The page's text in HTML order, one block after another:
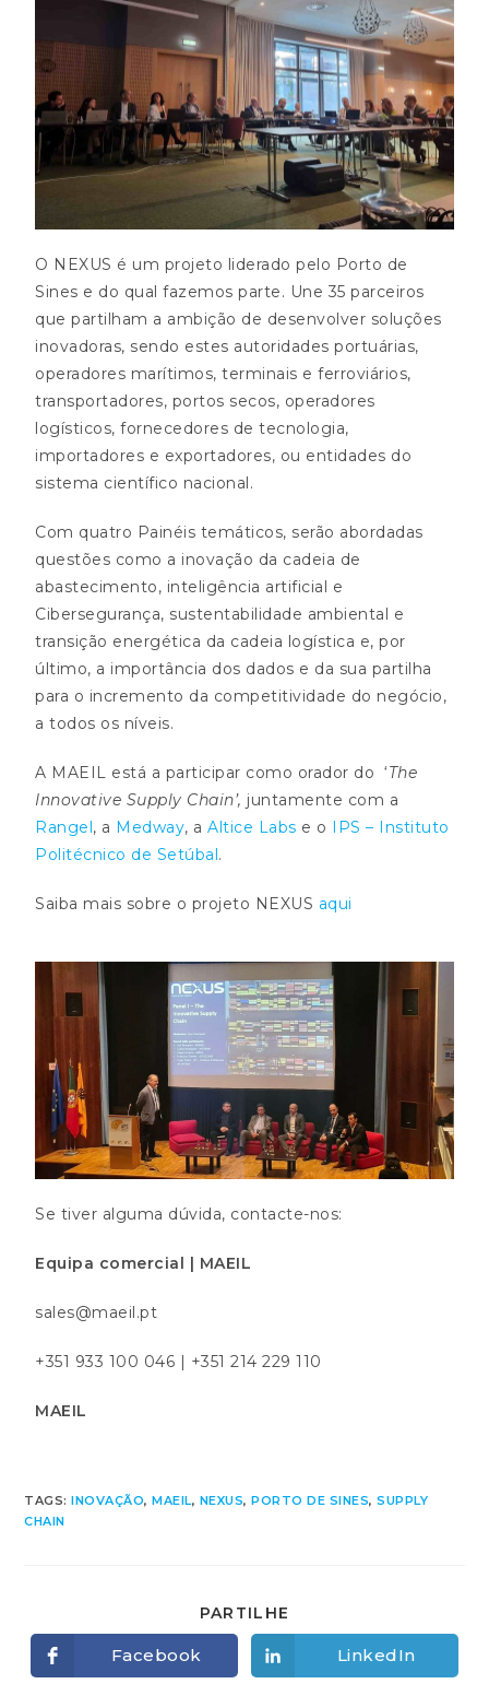
O NEXUS é um projeto liderado pelo Porto de
Sines e do qual fazemos parte. Une 35 parceiros
que partilham a ambição de desenvolver soluções
inovadoras, sendo estes autoridades portuárias,
operadores marítimos, terminais e ferroviários,
transportadores, portos secos, operadores
logísticos, fornecedores de tecnologia,
importadores e exportadores, ou entidades do
sistema científico nacional.
Com quatro Painéis temáticos, serão abordadas
questões como a inovação da cadeia de
abastecimento, inteligência artificial e
Cibersegurança, sustentabilidade ambiental e
transição energética da cadeia logística e, por
último, a importância dos dados e da sua partilha
para o incremento da competitividade do negócio,
a todos os níveis.
A MAEIL está a participar como orador do ‘The
Innovative Supply Chain’, juntamente com a
Rangel, a Medway, aAltice Labs e o IPS – Instituto
Politécnico de Setúbal.
Saiba mais sobre o projeto NEXUS aqui
Se tiver alguma dúvida, contacte-nos:
Equipa comercial | MAEIL
sales@maeil.pt
+351 933 100 046 | +351 214 229 110
MAEIL
TAGS:INOVAÇÃO, MAEIL, NEXUS, PORTO DE SINES, SUPPLY
CHAIN
PARTILHE
Facebook LinkedIn